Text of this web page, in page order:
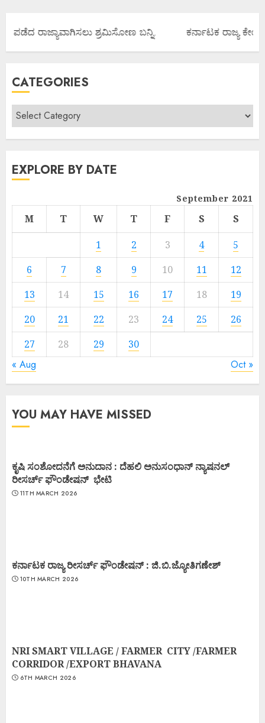
ಪಡೆದ ರಾಜ್ಯಾವಾಗಿಸಲು ಶ್ರಮಿಸೋಣ ಬನ್ನಿ. ಕರ್ನಾಟಕ ರಾಜ್ಯ
CATEGORIES
EXPLORE BY DATE
September 2021
M T W T F S
S
1
2 3 4
5
6
7 8 9 10 11
12
13
14 15 16 17 18
19
20
21 22 23 24 25
26
27
28 29 30
« Aug Oct »
YOU MAY HAVE MISSED
ಕೃಷಿ ಸಂಶೋದನೆಗೆ ಅನುದಾನ : ದೆಹಲಿ ಅನುಸಂಧಾನ್ ನ್ಯಾಷನಲ್
ರೀಸರ್ಚ್ ಫೌಂಡೇಷನ್ ಭೇಟಿ
11TH MARCH 2026
ಕರ್ನಾಟಕ ರಾಜ್ಯ ರೀಸರ್ಚ್ ಫೌಂಡೇಷನ್ : ಜಿ.ಬಿ.ಜ್ಯೋತಿಗಣೇಶ್
10TH MARCH 2026
NRI SMART VILLAGE / FARMER CITY /FARMER
CORRIDOR /EXPORT BHAVANA
6TH MARCH 2026